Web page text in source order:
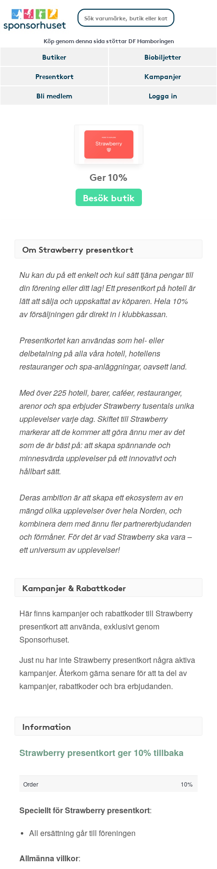
Köp genom denna sida stöttar DF Hamboringen
Butiker
Biobiljetter
Presentkort
Kampanjer
Bli medlem
Logga in
Ger 10%
Besök butik
Om Strawberry presentkort
Nu kan du på ett enkelt och kul sätt tjäna pengar till
din förening eller ditt lag! Ett presentkort på hotell är
lätt att sälja och uppskattat av köparen. Hela 10%
av försäljningen går direkt in i klubbkassan.
Presentkortet kan användas som hel- eller
delbetalning på alla våra hotell, hotellens
restauranger och spa-anläggningar, oavsett land.
Med över 225 hotell, barer, caféer, restauranger,
arenor och spa erbjuder Strawberry tusentals unika
upplevelser varje dag. Skiftet till Strawberry
markerar att de kommer att göra ännu mer av det
som de är bäst på: att skapa spännande och
minnesvärda upplevelser på ett innovativt och
hållbart sätt.
Deras ambition är att skapa ett ekosystem av en
mängd olika upplevelser över hela Norden, och
kombinera dem med ännu fler partnererbjudanden
och förmåner. För det är vad Strawberry ska vara –
ett universum av upplevelser!
Kampanjer & Rabattkoder
Här finns kampanjer och rabattkoder till Strawberry
presentkort att använda, exklusivt genom
Sponsorhuset.
Just nu har inte Strawberry presentkort några aktiva
kampanjer. Återkom gärna senare för att ta del av
kampanjer, rabattkoder och bra erbjudanden.
Information
Strawberry presentkort ger 10% tillbaka
Order 10%
Speciellt för Strawberry presentkort:
All ersättning går till föreningen
Allmänna villkor: